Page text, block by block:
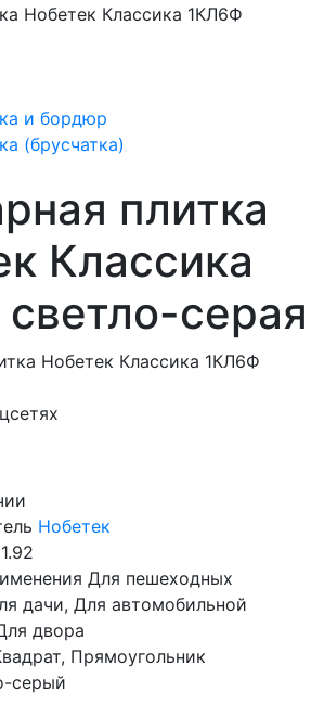
Нобетек Классика 1КЛ6Ф
и бордюр
(брусчатка)
плитка
Классика
серая
Нобетек
1.92
Для пешеходных
дачи, Для автомобильной
двора
Прямоугольник
серый